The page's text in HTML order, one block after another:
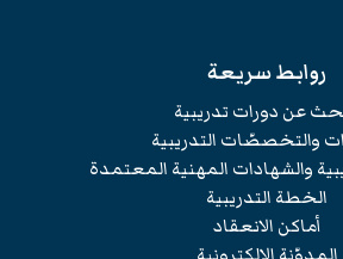
روابط سريعة
عن دورات تدريبية
والتخصصّات التدريبية
والشهادات المهنية المعتمدة
الخطة التدريبية
أماكن الانعقاد